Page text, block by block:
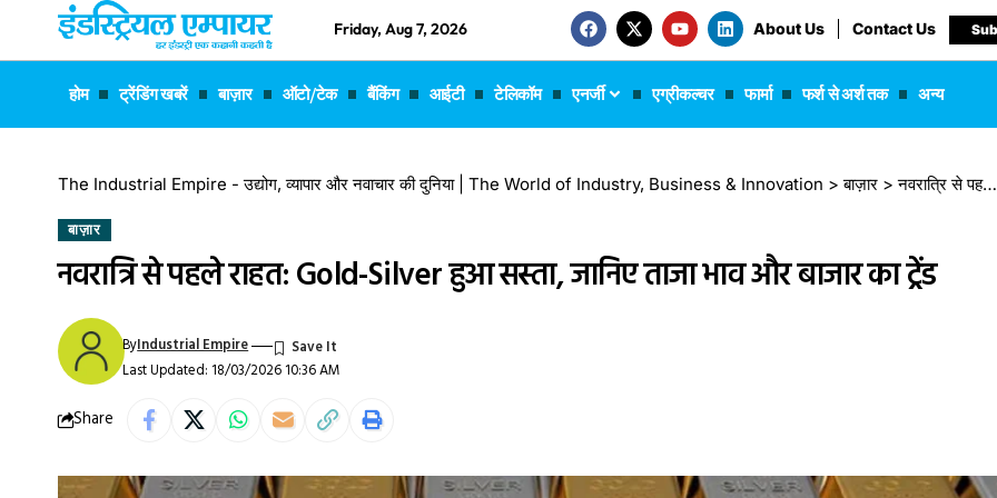
Friday, Aug 7, 2026 About Us Contact Us
होम ट्रेंडिंग खबरें बाज़ार ऑटो/टेक बैंकिंग आईटी टेलिकॉम एनर्जी एग्रीकल्चर फार्मा फर्श से अर्श तक अन्य
The Industrial Empire - उद्योग, व्यापार और नवाचार की दुनिया | The World of Industry, Business & Innovation >बाज़ार >नवरात्रि से पहले राहत: Gold-Silver हुआ सस्ता, जानिए ताजा भाव और बाजार का ट्रेंड
बाज़ार
नवरात्रि से पहले राहत: Gold-Silver हुआ सस्ता, जानिए ताजा भाव और बाजार का ट्रेंड
Last Updated: 18/03/2026 10:36 AM
ByIndustrial Empire
Share